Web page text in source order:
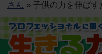
さん » 子供の力を伸ばす